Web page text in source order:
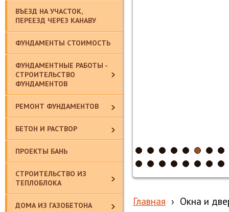
ВЪЕЗД НА УЧАСТОК,
ПЕРЕЕЗД ЧЕРЕЗ КАНАВУ
ФУНДАМЕНТЫ СТОИМОСТЬ
ФУНДАМЕНТНЫЕ РАБОТЫ -
СТРОИТЕЛЬСТВО
ФУНДАМЕНТОВ
РЕМОНТ ФУНДАМЕНТОВ
БЕТОН И РАСТВОР
ПРОЕКТЫ БАНЬ
СТРОИТЕЛЬСТВО ИЗ
ТЕПЛОБЛОКА
ДОМА ИЗ ГАЗОБЕТОНА Главная › Окна и